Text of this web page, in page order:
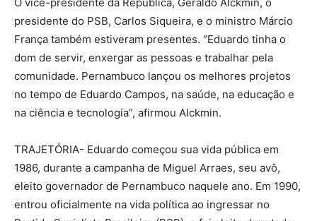
presidente do PSB, Carlos Siqueira, e o ministro Márcio
França também estiveram presentes. “Eduardo tinha o
dom de servir, enxergar as pessoas e trabalhar pela
comunidade. Pernambuco lançou os melhores projetos
no tempo de Eduardo Campos, na saúde, na educação e
na ciência e tecnologia”, afirmou Alckmin.
TRAJETÓRIA- Eduardo começou sua vida pública em
1986, durante a campanha de Miguel Arraes, seu avô,
eleito governador de Pernambuco naquele ano. Em 1990,
entrou oficialmente na vida política ao ingressar no